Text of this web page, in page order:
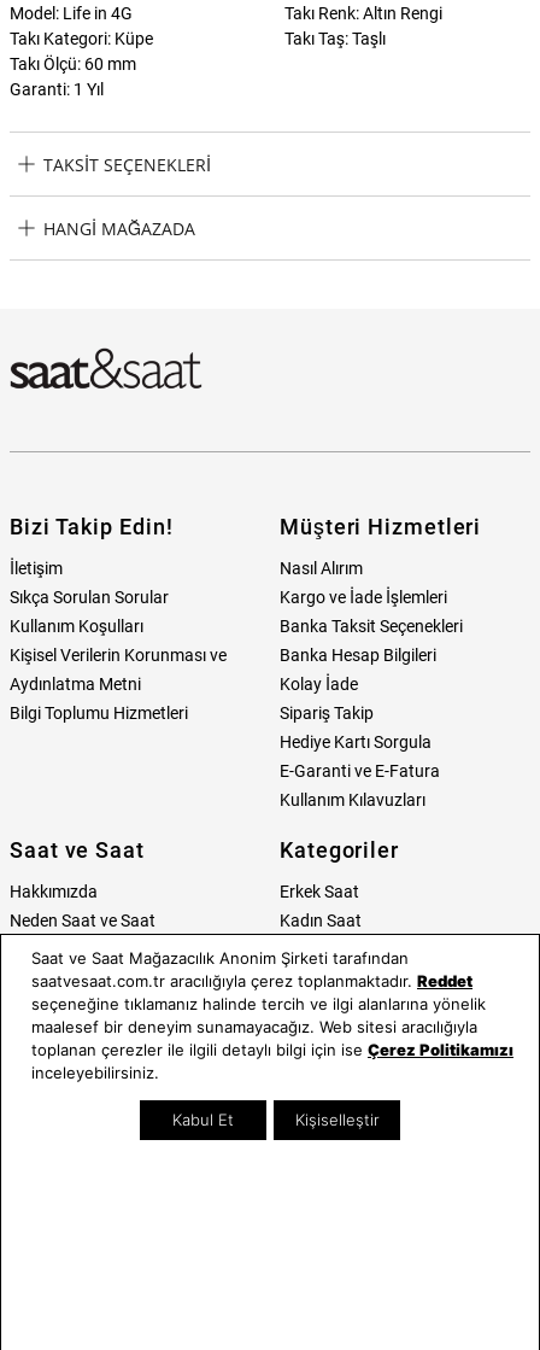
Model: Life in 4G
Takı Kategori: Küpe
Takı Ölçü: 60 mm
Garanti: 1 Yıl
Takı Renk: Altın Rengi
Takı Taş: Taşlı
TAKSIT SEÇENEKLERI
HANGI MAĞAZADA
Bizi Takip Edin!
İletişim
Sıkça Sorulan Sorular
Kullanım Koşulları
Kişisel Verilerin Korunması ve
Aydınlatma Metni
Bilgi Toplumu Hizmetleri
Müşteri Hizmetleri
Nasıl Alırım
Kargo ve İade İşlemleri
Banka Taksit Seçenekleri
Banka Hesap Bilgileri
Kolay İade
Sipariş Takip
Hediye Kartı Sorgula
E-Garanti ve E-Fatura
Kullanım Kılavuzları
Saat ve Saat
Hakkımızda
Neden Saat ve Saat
Mağazalar
Kurumsal Satış
Mağazada Teknik Servis
Yatırımcı İlişkileri
Kategoriler
Erkek Saat
Kadın Saat
Tüm Ürünler
Takı & Aksesuar
Kampanyalar
İndirimliler
Online Özel
Blog
Saat ve Saat Mağazacılık Anonim Şirketi tarafından
saatvesaat.com.tr aracılığıyla çerez toplanmaktadır. Reddet
seçeneğine tıklamanız halinde tercih ve ilgi alanlarına yönelik
maalesef bir deneyim sunamayacağız. Web sitesi aracılığıyla
toplanan çerezler ile ilgili detaylı bilgi için ise Çerez Politikamızı
inceleyebilirsiniz.
Kabul Et Kişiselleştir